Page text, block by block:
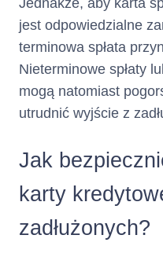
Jednakże, aby karta
jest odpowiedzialne
terminowa spłata
Nieterminowe spłaty
mogą natomiast
utrudnić wyjście z
Jak
karty
zadłużonych?